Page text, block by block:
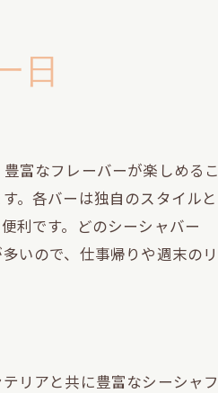
日
富なフレーバーが楽しめるこ
。各バーは独自のスタイルと
利です。どのシーシャバー
いので、仕事帰りや週末のリ
リアと共に豊富なシーシャフ